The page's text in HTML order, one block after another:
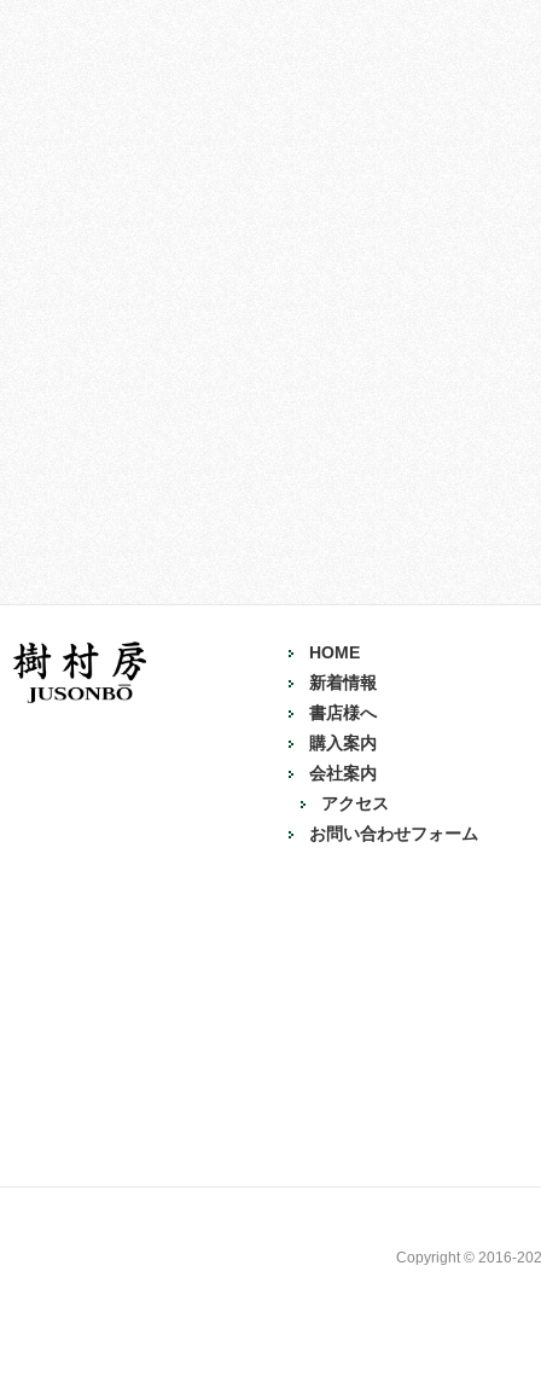
HOME
新着情報
書店様へ
購入案内
会社案内
アクセス
お問い合わせフォーム
Copyright © 2016-